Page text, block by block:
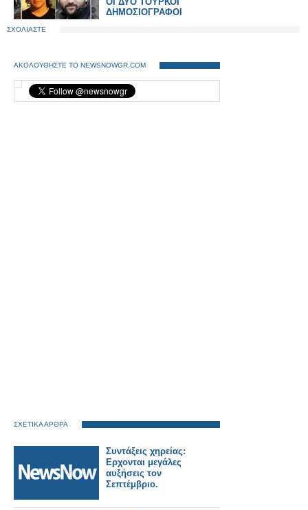
ΔΗΜΟΣΙΟΓΡΑΦΟΙ
ΣΧΟΛΙΑΣΤΕ
ΑΚΟΛΟΥΘΗΣΤΕ ΤΟ NEWSNOWGR.COM
ΣΧΕΤΙΚΑ ΑΡΘΡΑ
Συντάξεις χηρείας:
Ερχονται μεγάλες
αυξήσεις τον
Σεπτέμβριο.